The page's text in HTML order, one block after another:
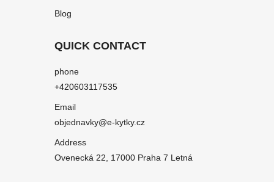
Blog
QUICK CONTACT
phone
+420603117535
Email
objednavky@e-kytky.cz
Address
Ovenecká 22, 17000 Praha 7 Letná